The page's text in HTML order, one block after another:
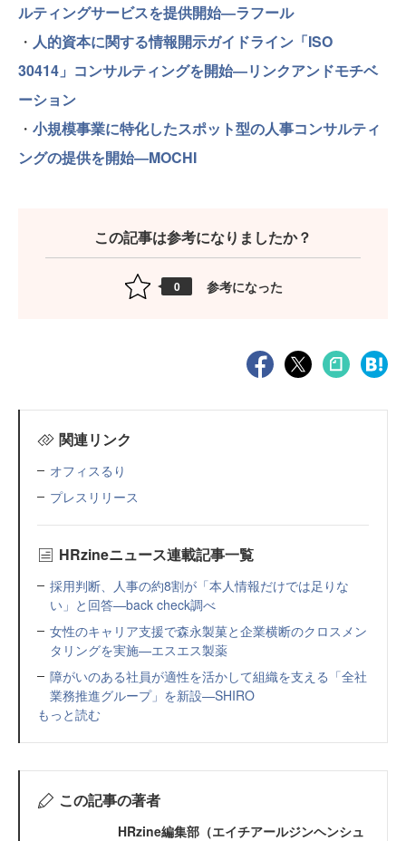
ルティングサービスを提供開始―ラフール
・ 人的資本に関する情報開示ガイドライン「ISO
30414」コンサルティングを開始―リンクアンドモチベ
ーション
・ 小規模事業に特化したスポット型の人事コンサルティ
ングの提供を開始―MOCHI
この記事は参考になりましたか？
0 参考になった
関連リンク
オフィスるり
プレスリリース
HRzineニュース連載記事一覧
採用判断、人事の約8割が「本人情報だけでは足りな
い」と回答—back check調べ
女性のキャリア支援で森永製菓と企業横断のクロスメン
タリングを実施—エスエス製薬
障がいのある社員が適性を活かして組織を支える「全社
業務推進グループ」を新設—SHIRO
もっと読む
この記事の著者
HRzine編集部（エイチアールジンヘンシュ